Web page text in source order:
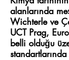
alanlarında
Wichterle ve
UCT Prag,
belli olduğu